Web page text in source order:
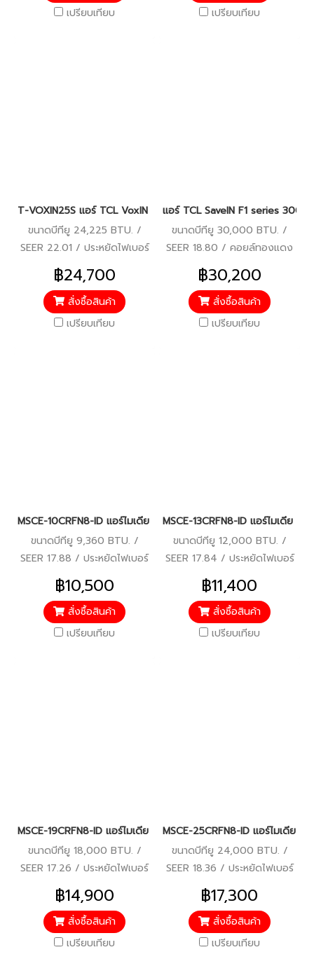
ภายในตัวเครื่อง 5 ปี
เปรียบเทียบ
ภายในตัวเครื่อง 5 ปี
เปรียบเทียบ
T-VOXIN25S แอร์ TCL VoxIN Series #สั่งงานด้วยเสียง #Wi-Fi
ขนาดบีทียู 24,225 BTU. /
SEER 22.01 / ประหยัดไฟเบอร์
5 (3 ดาว) / รับประกัน
คอมเพรสเซอร์ 10 ปี/แผงคอยล์
ร้อน-คอยล์เย็น 5 ปี/อะไหล่
ภายในตัวเครื่อง 5 ปี
฿24,700
สั่งซื้อสินค้า
เปรียบเทียบ
แอร์ TCL SaveIN F1 series
ขนาดบีทียู 30,000 BTU. /
SEER 18.80 / คอยล์ทองแดง
/ ประหยัดไฟเบอร์ 5 (2 ดาว) /
รับประกันคอมเพรสเซอร์ 10 ปี/
แผงคอยล์ร้อน-คอยล์เย็น 5 ปี/
อะไหล่ภายในตัวเครื่อง 5 ปี
฿30,200
สั่งซื้อสินค้า
เปรียบเทียบ
MSCE-10CRFN8-ID แอร์ไมเดีย Midea Celest INVERTER ระบบอิ
ขนาดบีทียู 9,360 BTU. /
SEER 17.88 / ประหยัดไฟเบอร์
5 / รับประกันคอมเพรสเซอร์ 10
ปี อะไหล่ 5 ปี ฟรีค่าแรง 5 ปี /
ราคารวมบริการติดตั้งแล้ว*
฿10,500
สั่งซื้อสินค้า
เปรียบเทียบ
MSCE-13CRFN8-ID แอร์ไมเดีย
ขนาดบีทียู 12,000 BTU. /
SEER 17.84 / ประหยัดไฟเบอร์
5 / รับประกันคอมเพรสเซอร์ 10
ปี อะไหล่ 5 ปี ฟรีค่าแรง 5 ปี /
ราคารวมบริการติดตั้งแล้ว*
฿11,400
สั่งซื้อสินค้า
เปรียบเทียบ
MSCE-19CRFN8-ID แอร์ไมเดีย Midea Celest INVERTER ระบบอิ
ขนาดบีทียู 18,000 BTU. /
SEER 17.26 / ประหยัดไฟเบอร์
5 / รับประกันคอมเพรสเซอร์ 10
ปี อะไหล่ 5 ปี ฟรีค่าแรง 5 ปี /
ราคารวมบริการติดตั้งแล้ว*
฿14,900
สั่งซื้อสินค้า
เปรียบเทียบ
MSCE-25CRFN8-ID แอร์ไมเดีย
ขนาดบีทียู 24,000 BTU. /
SEER 18.36 / ประหยัดไฟเบอร์
5 / รับประกันคอมเพรสเซอร์ 10
ปี อะไหล่ 5 ปี ฟรีค่าแรง 5 ปี /
ราคารวมบริการติดตั้งแล้ว*
฿17,300
สั่งซื้อสินค้า
เปรียบเทียบ